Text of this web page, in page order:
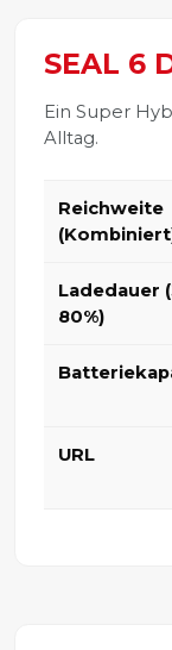
SEAL 6
Ein Super
Alltag.
Reichweite
Ladedauer
80%)
URL